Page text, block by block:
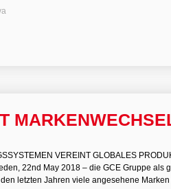
VEREINT GLOBALES
22nd May 2018 – die GCE Gruppe als
letzten Jahren viele angesehene